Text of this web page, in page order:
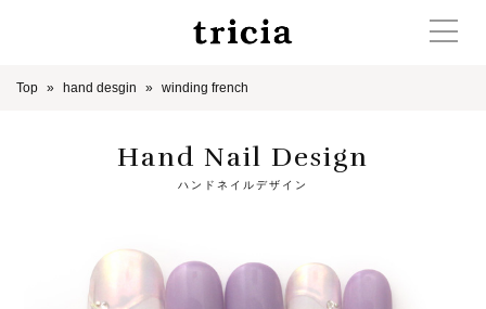
Top hand desgin winding french
Hand Nail Design
ハンドネイルデザイン